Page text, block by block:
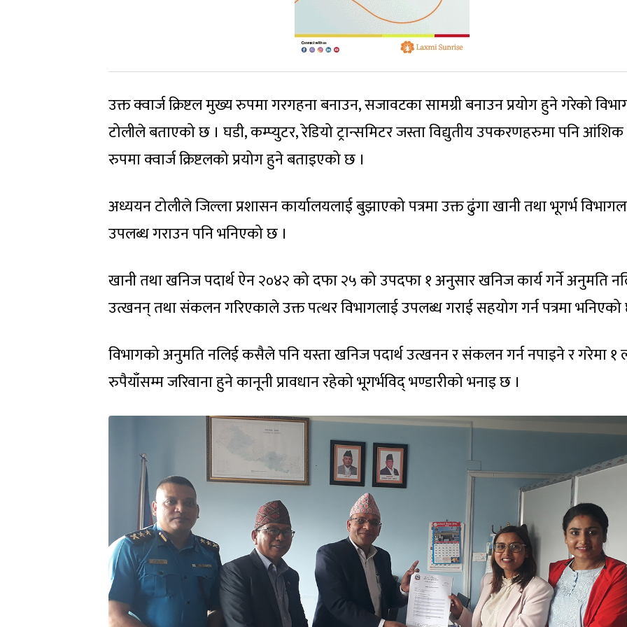
उक्त क्वार्ज क्रिष्टल मुख्य रुपमा गरगहना बनाउन, सजावटका सामग्री बनाउन प्रयोग हुने गरेको
टोलीले बताएको छ । घडी, कम्प्युटर, रेडियो ट्रान्समिटर जस्ता विद्युतीय उपकरणहरुमा पनि आंशिक
रुपमा क्वार्ज क्रिष्टलको प्रयोग हुने बताइएको छ ।
अध्ययन टोलीले जिल्ला प्रशासन कार्यालयलाई बुझाएको पत्रमा उक्त ढुंगा खानी तथा भूगर्भ
उपलब्ध गराउन पनि भनिएको छ ।
खानी तथा खनिज पदार्थ ऐन २०४२ को दफा २५ को उपदफा १ अनुसार खनिज कार्य गर्ने अनुमति
उत्खनन् तथा संकलन गरिएकाले उक्त पत्थर विभागलाई उपलब्ध गराई सहयोग गर्न पत्रमा भनिएको
विभागको अनुमति नलिई कसैले पनि यस्ता खनिज पदार्थ उत्खनन र संकलन गर्न नपाइने र गरेमा १
रुपैयाँसम्म जरिवाना हुने कानूनी प्रावधान रहेको भूगर्भविद् भण्डारीको भनाइ छ ।